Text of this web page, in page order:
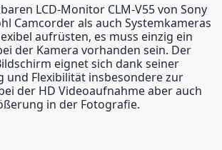
LCD-Monitor CLM-V55 von Sony
Camcorder als auch Systemkameras
aufrüsten, es muss einzig ein
der Kamera vorhanden sein. Der
eignet sich dank seiner
und Flexibilität insbesondere zur
der HD Videoaufnahme aber auch
in der Fotografie.